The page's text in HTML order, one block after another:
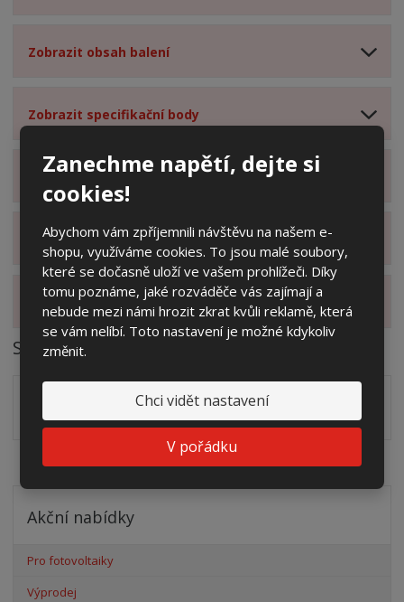
Zanechme napětí, dejte si
cookies!
Abychom vám zpříjemnili návštěvu na našem e-
shopu, využíváme cookies. To jsou malé soubory,
které se dočasně uloží ve vašem prohlížeči. Díky
tomu poznáme, jaké rozváděče vás zajímají a
nebude mezi námi hrozit zkrat kvůli reklamě, která
se vám nelíbí. Toto nastavení je možné kdykoliv
změnit.
Chci vidět nastavení
V pořádku
Zobrazit obsah balení
Zobrazit specifikační body
Zobrazit technické parametry
Zobrazit hodnocení produktu
Zobrazit alternativní produkty
Soubory ke stažení
Zakótovaný nákres skříní systému Modul včetně rozložení
zálisků ve formátu PDF pdf (509.02 Kb)
Akční nabídky
Pro fotovoltaiky
Výprodej